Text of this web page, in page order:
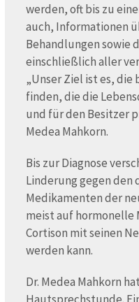
werden, oft bis zu
auch, Informationen
Behandlungen sowie
einschließlich aller
„Unser Ziel ist es,
finden, die die
und für den Besitzer
Medea Mahkorn.
Bis zur Diagnose
Linderung gegen
Medikamenten der
meist auf hormonelle
Cortison mit seinen
werden kann.
Dr. Medea Mahkorn